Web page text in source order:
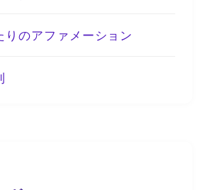
りのアファメーション